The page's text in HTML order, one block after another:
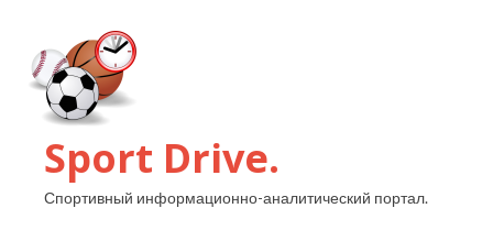
Sport Drive.
Спортивный информационно-аналитический портал.